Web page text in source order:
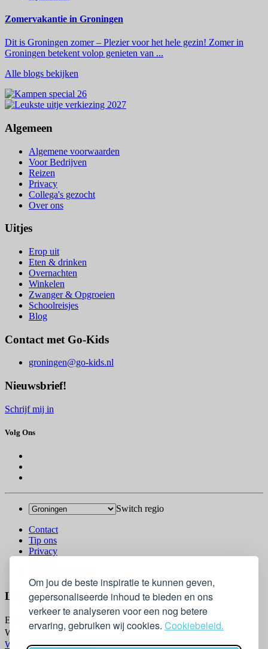
Om jou de beste inspiratie te kunnen geven,
gepersonaliseerde inhoud te bieden en ons
verkeer te analyseren voor een nog betere
ervaring, gebruiken wij cookies. Cookiebeleid.
Zomervakantie in Groningen
Dit is Groningen zomer – Plezier voor het hele gezin! Zomer in
Groningen betekent volop genieten van ...
Alle blogs bekijken
Algemeen
Algemene voorwaarden
Voor Bedrijven
Reizen
Privacy
Collega's gezocht
Over ons
Uitjes
Erop uit
Eten & drinken
Overnachten
Winkelen
Zwanger & Opgroeien
Schoolreisjes
Blog
Contact met Go-Kids
groningen@go-kids.nl
Nieuwsbrief!
Schrijf mij in
Volg Ons
Switch regio
Contact
Tip ons
Privacy
Log In
Email
Wachtwoord
Wachtwoord vergeten?